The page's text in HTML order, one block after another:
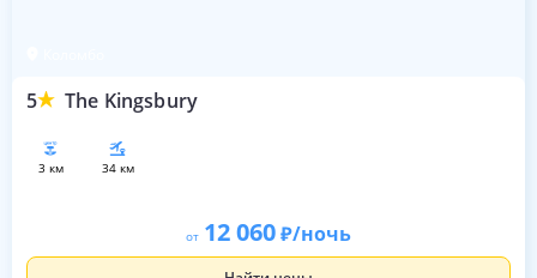
5 The Kingsbury
3 км 34 км
от 12 060 /ночь